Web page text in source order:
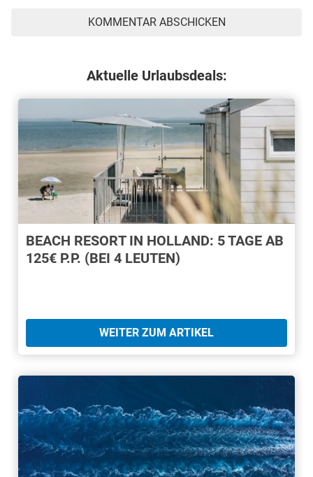
Aktuelle Urlaubsdeals:
BEACH RESORT IN HOLLAND: 5 TAGE AB
125€ P.P. (BEI 4 LEUTEN)
WEITER ZUM ARTIKEL